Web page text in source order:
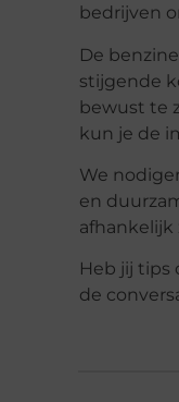
bedrijven
De
stijgende
bewust te
kun je de
We
en
afhankelijk
Heb jij tips
de